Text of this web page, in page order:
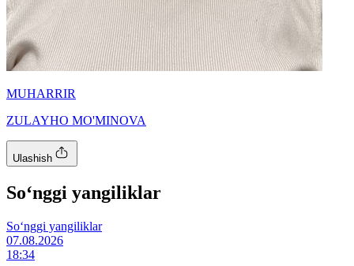
MUHARRIR
ZULAYHO MO'MINOVA
Ulashish
So‘nggi yangiliklar
So‘nggi yangiliklar
07.08.2026
18:34